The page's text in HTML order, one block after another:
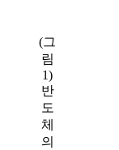
(그
림
1)
반
도
체
의